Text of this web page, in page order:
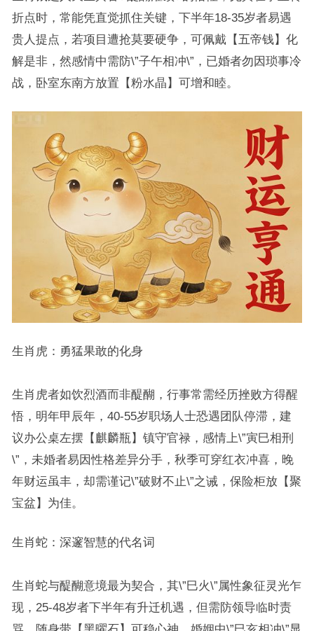
折点时，常能凭直觉抓住关键，下半年18-35岁者易遇
贵人提点，若项目遭抢莫要硬争，可佩戴【五帝钱】化
解是非，然感情中需防\”子午相冲\”，已婚者勿因琐事冷
战，卧室东南方放置【粉水晶】可增和睦。
生肖虎：勇猛果敢的化身
生肖虎者如饮烈酒而非醍醐，行事常需经历挫败方得醒
悟，明年甲辰年，40-55岁职场人士恐遇团队停滞，建
议办公桌左摆【麒麟瓶】镇守官禄，感情上\”寅巳相刑
\”，未婚者易因性格差异分手，秋季可穿红衣冲喜，晚
年财运虽丰，却需谨记\”破财不止\”之诫，保险柜放【聚
宝盆】为佳。
生肖蛇：深邃智慧的代名词
生肖蛇与醍醐意境最为契合，其\”巳火\”属性象征灵光乍
现，25-48岁者下半年有升迁机遇，但需防领导临时责